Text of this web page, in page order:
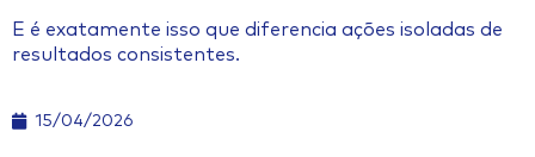
E é exatamente isso que diferencia ações isoladas de
resultados consistentes.
15/04/2026